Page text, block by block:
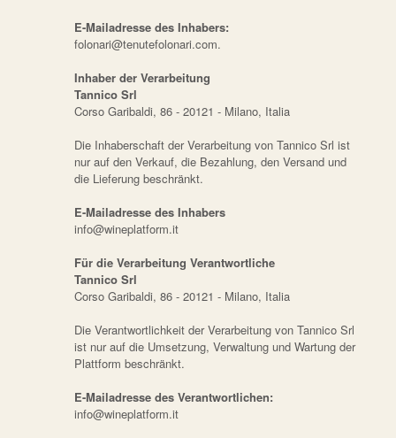
E-Mailadresse des Inhabers:
folonari@tenutefolonari.com.
Inhaber der Verarbeitung
Tannico Srl
Corso Garibaldi, 86 - 20121 - Milano, Italia
Die Inhaberschaft der Verarbeitung von Tannico Srl ist
nur auf den Verkauf, die Bezahlung, den Versand und
die Lieferung beschränkt.
E-Mailadresse des Inhabers
info@wineplatform.it
Für die Verarbeitung Verantwortliche
Tannico Srl
Corso Garibaldi, 86 - 20121 - Milano, Italia
Die Verantwortlichkeit der Verarbeitung von Tannico Srl
ist nur auf die Umsetzung, Verwaltung und Wartung der
Plattform beschränkt.
E-Mailadresse des Verantwortlichen:
info@wineplatform.it